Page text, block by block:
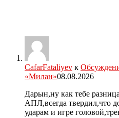
CafarFataliyev к
«Милан»08.08.2026
Дарын,ну как тебе
АПЛ,всегда твердил,что
ударам и игре